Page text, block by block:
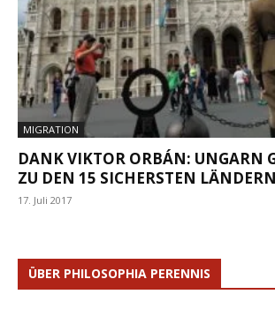
MIGRATION
DANK VIKTOR ORBÁN: UNGARN
ZU DEN 15 SICHERSTEN
17. Juli 2017
ÜBER PHILOSOPHIA PERENNIS